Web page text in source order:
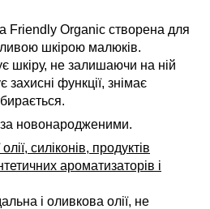
Friendly Organic створена для
шкірою малюків.
шкіру, не залишаючи на ній
функції, знімає
за новонародженими.
силіконів, продуктів
ароматизаторів і
і оливкова олії, не